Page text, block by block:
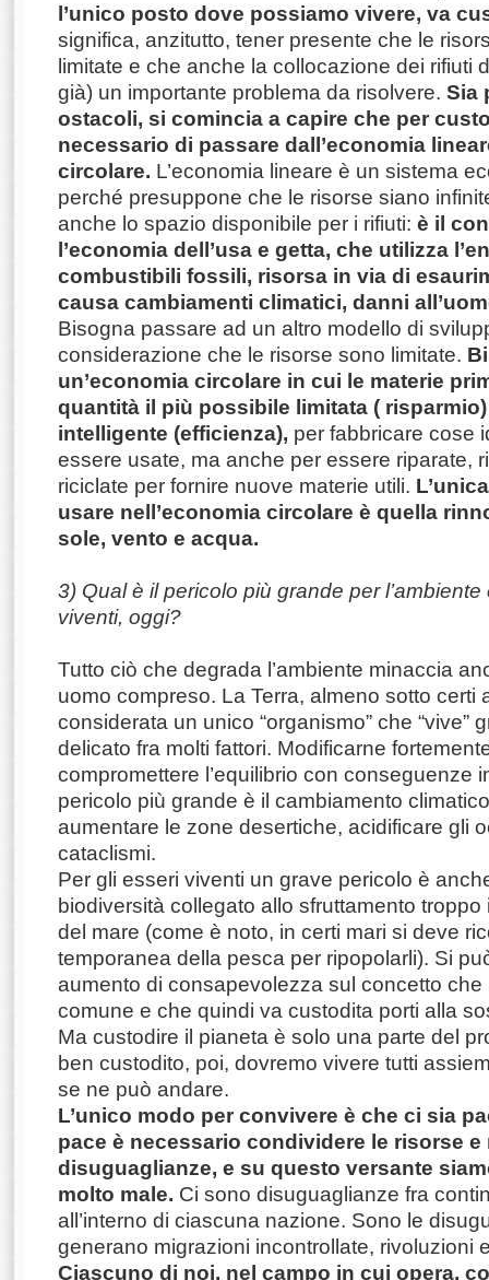
l’unico posto dove possiamo vivere, va
significa, anzitutto, tener presente che le
limitate e che anche la collocazione dei rifiuti
già) un importante problema da risolvere. Sia
ostacoli, si comincia a capire che per
necessario di passare dall’economia
circolare. L’economia lineare è un sistema
perché presuppone che le risorse siano
anche lo spazio disponibile per i rifiuti: è il
l’economia dell’usa e getta, che utilizza
combustibili fossili, risorsa in via di
causa cambiamenti climatici, danni
Bisogna passare ad un altro modello di
considerazione che le risorse sono limitate.
un’economia circolare in cui le materie
quantità il più possibile limitata (
intelligente (efficienza), per fabbricare cose
essere usate, ma anche per essere riparate,
riciclate per fornire nuove materie utili.
usare nell’economia circolare è quella
sole, vento e acqua.
3) Qual è il pericolo più grande per
viventi, oggi?
Tutto ciò che degrada l’ambiente minaccia
uomo compreso. La Terra, almeno sotto certi
considerata un unico “organismo” che “vive”
delicato fra molti fattori. Modificarne
compromettere l’equilibrio con conseguenze
pericolo più grande è il cambiamento
aumentare le zone desertiche, acidificare gli
cataclismi.
Per gli esseri viventi un grave pericolo è
biodiversità collegato allo sfruttamento
del mare (come è noto, in certi mari si deve
temporanea della pesca per ripopolarli). Si
aumento di consapevolezza sul concetto che
comune e che quindi va custodita porti alla
Ma custodire il pianeta è solo una parte del
ben custodito, poi, dovremo vivere tutti
se ne può andare.
L’unico modo per convivere è che ci sia
pace è necessario condividere le risorse e
disuguaglianze, e su questo versante
molto male. Ci sono disuguaglianze fra
all’interno di ciascuna nazione. Sono le
generano migrazioni incontrollate, rivoluzioni
Ciascuno di noi, nel campo in cui opera,